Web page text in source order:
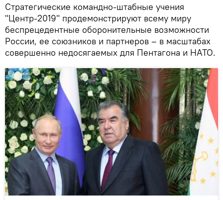
Стратегические командно-штабные учения
"Центр-2019" продемонстрируют всему миру
беспрецедентные оборонительные возможности
России, ее союзников и партнеров – в масштабах
совершенно недосягаемых для Пентагона и НАТО.